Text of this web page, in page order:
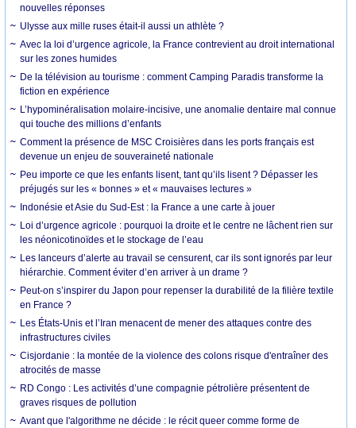
nouvelles réponses
Ulysse aux mille ruses était-il aussi un athlète ?
Avec la loi d’urgence agricole, la France contrevient au droit international
sur les zones humides
De la télévision au tourisme : comment Camping Paradis transforme la
fiction en expérience
L’hypominéralisation molaire-incisive, une anomalie dentaire mal connue
qui touche des millions d’enfants
Comment la présence de MSC Croisières dans les ports français est
devenue un enjeu de souveraineté nationale
Peu importe ce que les enfants lisent, tant qu’ils lisent ? Dépasser les
préjugés sur les « bonnes » et « mauvaises lectures »
Indonésie et Asie du Sud-Est : la France a une carte à jouer
Loi d’urgence agricole : pourquoi la droite et le centre ne lâchent rien sur
les néonicotinoïdes et le stockage de l’eau
Les lanceurs d’alerte au travail se censurent, car ils sont ignorés par leur
hiérarchie. Comment éviter d’en arriver à un drame ?
Peut-on s’inspirer du Japon pour repenser la durabilité de la filière textile
en France ?
Les États-Unis et l’Iran menacent de mener des attaques contre des
infrastructures civiles
Cisjordanie : la montée de la violence des colons risque d'entraîner des
atrocités de masse
RD Congo : Les activités d’une compagnie pétrolière présentent de
graves risques de pollution
Avant que l'algorithme ne décide : le récit queer comme forme de